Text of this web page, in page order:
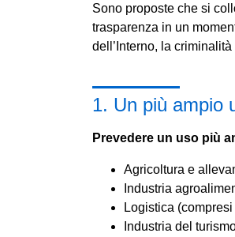
Sono proposte che si
trasparenza in un
dell’Interno, la
1. Un più ampio
Prevedere un uso più
Agricoltura e
Industria
Logistica
Industria del